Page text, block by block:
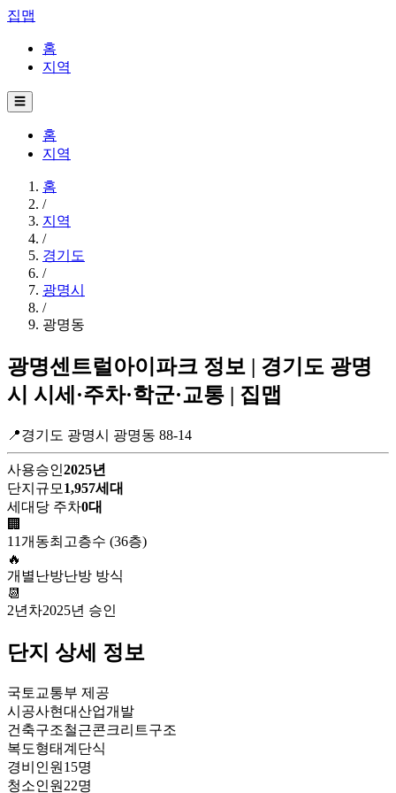
집맵
홈
지역
☰
홈
지역
홈
/
지역
/
경기도
/
광명시
/
광명동
광명센트럴아이파크 정보 | 경기도 광명
시 시세·주차·학군·교통 | 집맵
📍경기도 광명시 광명동 88-14
사용승인2025년
단지규모 1,957세대
세대당 주차0대
🏢
11개동최고층수 (36층)
🔥
개별난방난방 방식
📆
2년차2025년 승인
단지 상세 정보
국토교통부 제공
시공사현대산업개발
건축구조철근콘크리트구조
복도형태계단식
경비인원 15명
청소인원 22명